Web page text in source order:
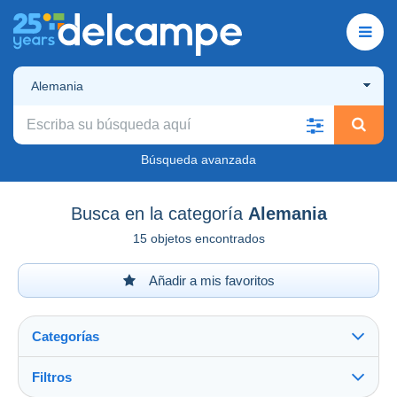
Alemania
Búsqueda avanzada
Busca en la categoría Alemania
15 objetos encontrados
Añadir a mis favoritos
Categorías
Filtros